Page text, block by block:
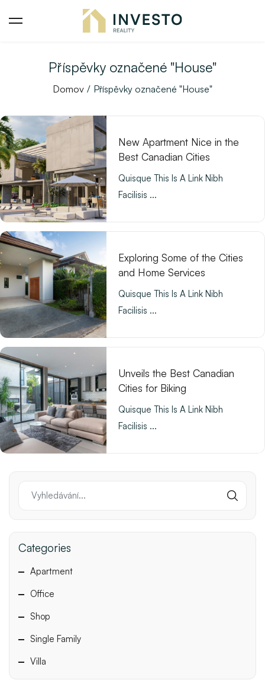
Příspěvky označené "House"
Domov Příspěvky označené "House"
New Apartment Nice in the
Best Canadian Cities
Quisque This Is A Link Nibh
Facilisis ...
Exploring Some of the Cities
and Home Services
Quisque This Is A Link Nibh
Facilisis ...
Unveils the Best Canadian
Cities for Biking
Quisque This Is A Link Nibh
Facilisis ...
Categories
Apartment
Office
Shop
Single Family
Villa